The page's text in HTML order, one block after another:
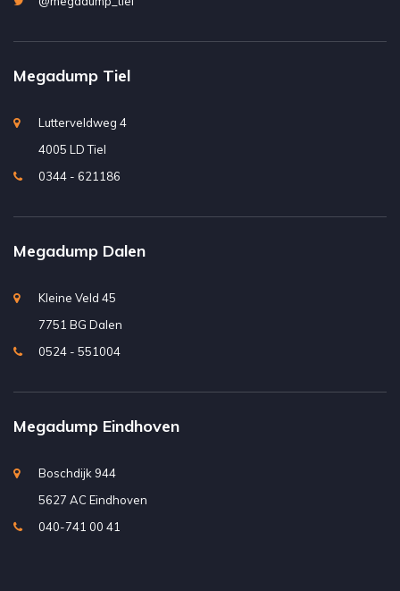
Megadump Tiel
Lutterveldweg 4
4005 LD Tiel
0344 - 621186
Megadump Dalen
Kleine Veld 45
7751 BG Dalen
0524 - 551004
Megadump Eindhoven
Boschdijk 944
5627 AC Eindhoven
040-741 00 41